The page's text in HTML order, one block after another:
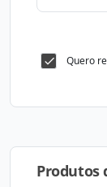
Quero
Produtos